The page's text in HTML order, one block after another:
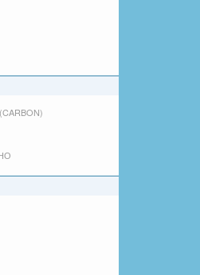
concept